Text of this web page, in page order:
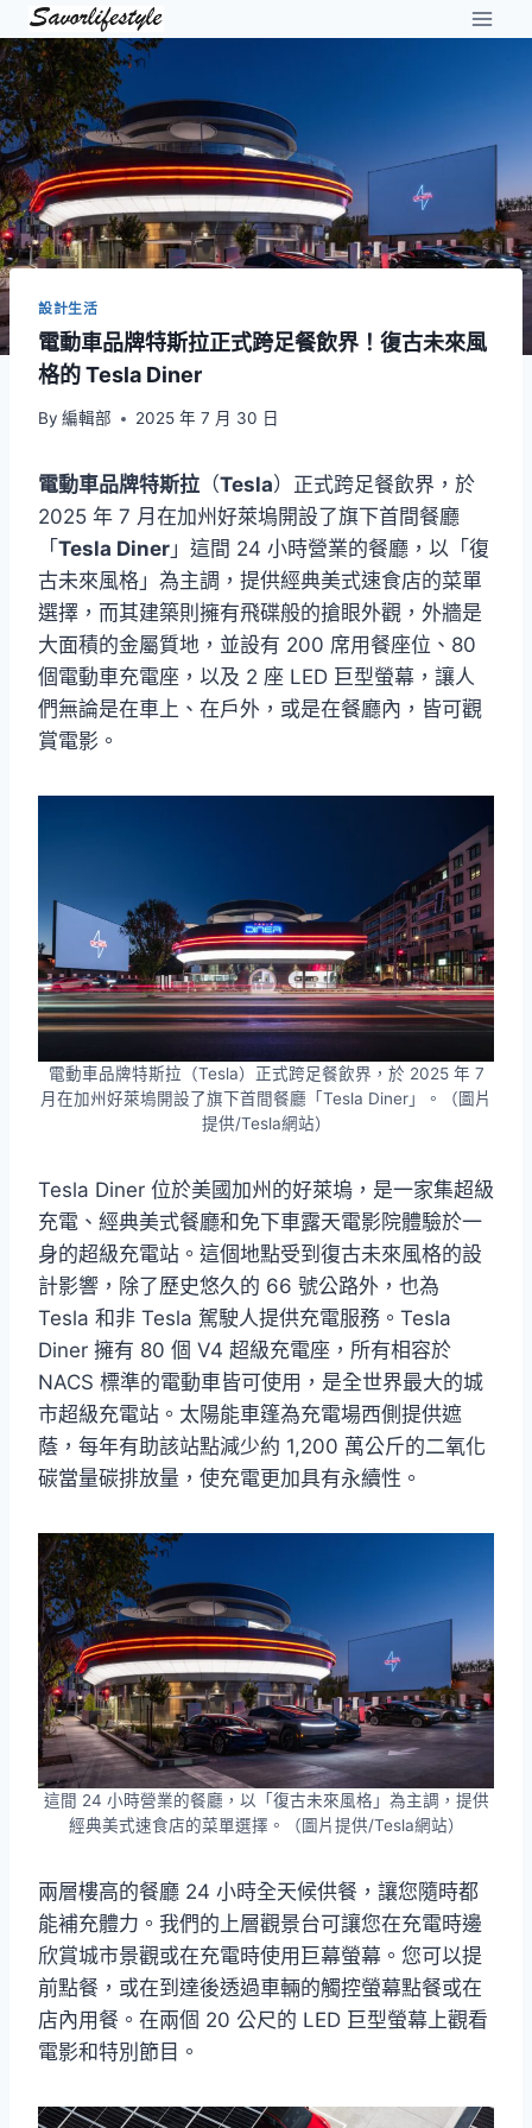
Skip
to
content
設計生活
電動車品牌特斯拉正式跨足餐飲界！復古未來風
格的 Tesla Diner
By 編輯部 2025 年 7 月 30 日
電動車品牌特斯拉 （Tesla）正式跨足餐飲界，於
2025 年 7 月在加州好萊塢開設了旗下首間餐廳
「 Tesla Diner 」這間 24 小時營業的餐廳，以「復
古未來風格」為主調，提供經典美式速食店的菜單
選擇，而其建築則擁有飛碟般的搶眼外觀，外牆是
大面積的金屬質地，並設有 200 席用餐座位、80
個電動車充電座，以及 2 座 LED 巨型螢幕，讓人
們無論是在車上、在戶外，或是在餐廳內，皆可觀
賞電影。
電動車品牌特斯拉（Tesla）正式跨足餐飲界，於 2025 年 7
月在加州好萊塢開設了旗下首間餐廳「Tesla Diner」。（圖片
提供/Tesla網站）
Tesla Diner 位於美國加州的好萊塢，是一家集超級
充電、經典美式餐廳和免下車露天電影院體驗於一
身的超級充電站。這個地點受到復古未來風格的設
計影響，除了歷史悠久的 66 號公路外，也為
Tesla 和非 Tesla 駕駛人提供充電服務。Tesla
Diner 擁有 80 個 V4 超級充電座，所有相容於
NACS 標準的電動車皆可使用，是全世界最大的城
市超級充電站。太陽能車篷為充電場西側提供遮
蔭，每年有助該站點減少約 1,200 萬公斤的二氧化
碳當量碳排放量，使充電更加具有永續性。
這間 24 小時營業的餐廳，以「復古未來風格」為主調，提供
經典美式速食店的菜單選擇。（圖片提供/Tesla網站）
兩層樓高的餐廳 24 小時全天候供餐，讓您隨時都
能補充體力。我們的上層觀景台可讓您在充電時邊
欣賞城市景觀或在充電時使用巨幕螢幕。您可以提
前點餐，或在到達後透過車輛的觸控螢幕點餐或在
店內用餐。在兩個 20 公尺的 LED 巨型螢幕上觀看
電影和特別節目。